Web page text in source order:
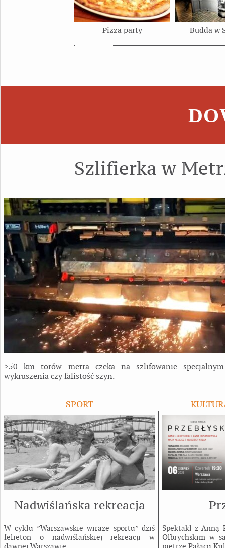
Pizza party Budda w
Szlifierka w
>50 km torów metra czeka na szlifowanie
wykruszenia czy falistość szyn.
SPORT
Nadwiślańska rekreacja
W cyklu ”Warszawskie wiraże sportu” dziś
felieton o nadwiślańskiej rekreacji w
Spektakl z Anną
Olbrychskim w